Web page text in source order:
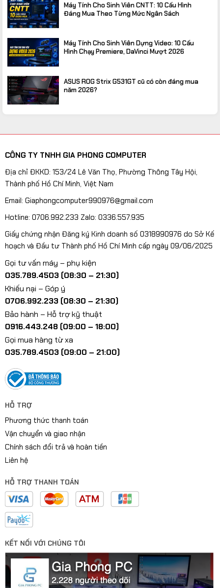
Máy Tính Cho Sinh Viên CNTT: 10 Cấu Hình
Đáng Mua Theo Từng Mức Ngân Sách
Máy Tính Cho Sinh Viên Dựng Video: 10 Cấu
Hình Chạy Premiere, DaVinci Mượt 2026
ASUS ROG Strix G531GT cũ có còn đáng mua
năm 2026?
CÔNG TY TNHH GIA PHONG COMPUTER
Địa chỉ ĐKKD: 153/24 Lê Văn Thọ, Phường Thông Tây Hội,
Thành phố Hồ Chí Minh, Việt Nam
Email: Giaphongcomputer990976@gmail.com
Hotline: 0706.992.233 Zalo: 0336.557.935
Giấy chứng nhận Đăng ký Kinh doanh số 0318990976 do Sở Kế
hoạch và Đầu tư Thành phố Hồ Chí Minh cấp ngày 09/06/2025
Gọi tư vấn máy – phụ kiện
035.789.4503 (08:30 – 21:30)
Khiếu nại – Góp ý
0706.992.233 (08:30 – 21:30)
Bảo hành – Hỗ trợ kỹ thuật
0916.443.248 (09:00 – 18:00)
Gọi mua hàng từ xa
035.789.4503 (09:00 – 21:00)
HỖ TRỢ
Phương thức thanh toán
Vận chuyển và giao nhận
Chính sách đổi trả và hoàn tiền
Liên hệ
HỖ TRỢ THANH TOÁN
KẾT NỐI VỚI CHÚNG TÔI